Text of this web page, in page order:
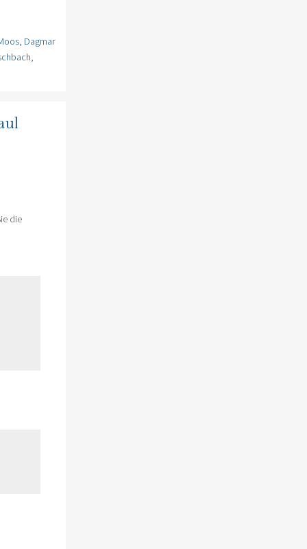
, Dagmar
,
die